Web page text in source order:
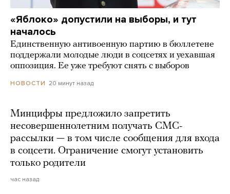
«Яблоко» допустили на выборы, и тут
началось
Единственную антивоенную партию в бюллетене
поддержали молодые люди в соцсетях и уехавшая
оппозиция. Ее уже требуют снять с выборов
НОВОСТИ 20 минут назад
Минцифры предложило запретить
несовершеннолетним получать СМС-
рассылки — в том числе сообщения для входа
в соцсети. Ограничение смогут установить
только родители
час назад